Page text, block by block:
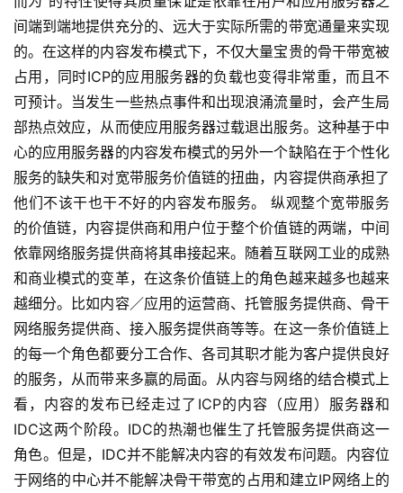
间端到端地提供充分的、远大于实际所需的带宽通量来实现
的。在这样的内容发布模式下，不仅大量宝贵的骨干带宽被
占用，同时ICP的应用服务器的负载也变得非常重，而且不
可预计。当发生一些热点事件和出现浪涌流量时，会产生局
部热点效应，从而使应用服务器过载退出服务。这种基于中
心的应用服务器的内容发布模式的另外一个缺陷在于个性化
服务的缺失和对宽带服务价值链的扭曲，内容提供商承担了
他们不该干也干不好的内容发布服务。 纵观整个宽带服务
的价值链，内容提供商和用户位于整个价值链的两端，中间
依靠网络服务提供商将其串接起来。随着互联网工业的成熟
和商业模式的变革，在这条价值链上的角色越来越多也越来
越细分。比如内容／应用的运营商、托管服务提供商、骨干
网络服务提供商、接入服务提供商等等。在这一条价值链上
的每一个角色都要分工合作、各司其职才能为客户提供良好
的服务，从而带来多赢的局面。从内容与网络的结合模式上
看，内容的发布已经走过了ICP的内容（应用）服务器和
IDC这两个阶段。IDC的热潮也催生了托管服务提供商这一
角色。但是，IDC并不能解决内容的有效发布问题。内容位
于网络的中心并不能解决骨干带宽的占用和建立IP网络上的